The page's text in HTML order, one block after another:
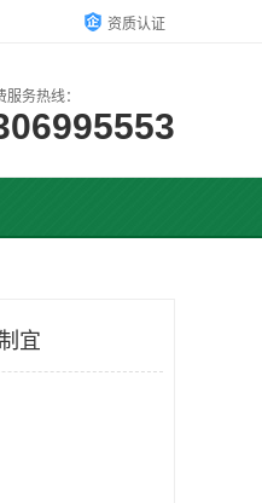
资质认证
务热线：
宜